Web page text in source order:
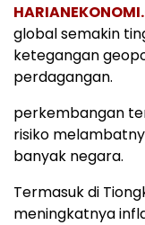
global semakin
ketegangan
perdagangan.
perkembangan
risiko
banyak negara.
Termasuk di
meningkatnya